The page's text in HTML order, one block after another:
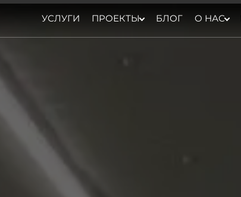
УСЛУГИ ПРОЕКТЫ БЛОГ О НАС